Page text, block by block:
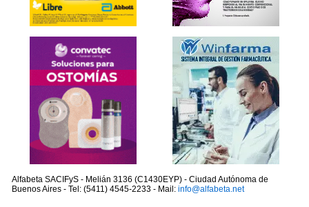
Alfabeta SACIFyS - Melián 3136 (C1430EYP) - Ciudad Autónoma de
Buenos Aires - Tel: (5411) 4545-2233 - Mail: info@alfabeta.net